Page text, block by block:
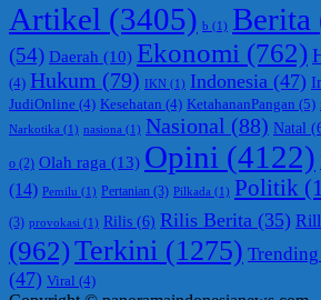
Artikel (3405) b (1) Berita
(54) Daerah (10) Ekonomi (762)
(4) Hukum (79) IKN (1) Indonesia (47)
JudiOnline (4) Kesehatan (4) KetahananPangan (5)
Narkotika (1) nasiona (1) Nasional (88) Natal
o (2) Olah raga (13) Opini (4122)
(14) Pemilu (1) Pertanian (3) Pilkada (1) Politik
(3) provokasi (1) Rilis (6) Rilis Berita (35)
(962)Terkini (1275) Trending
(47) Viral (4)